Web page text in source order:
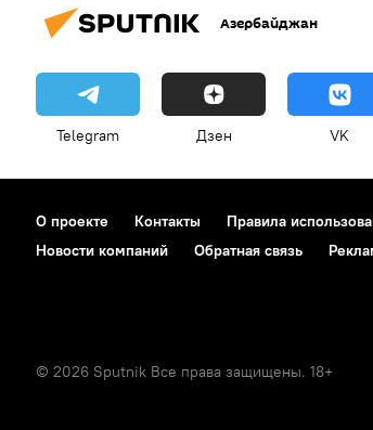
Азербайджан
Telegram Дзен VK
О проекте Контакты Правила
Новости компаний
Обратная связь
© 2026 Sputnik Все права защищены. 18+